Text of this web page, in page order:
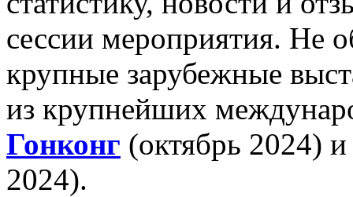
сессии мероприятия. Не
крупные зарубежные
из крупнейших
Гонконг (октябрь 2024)
2024).